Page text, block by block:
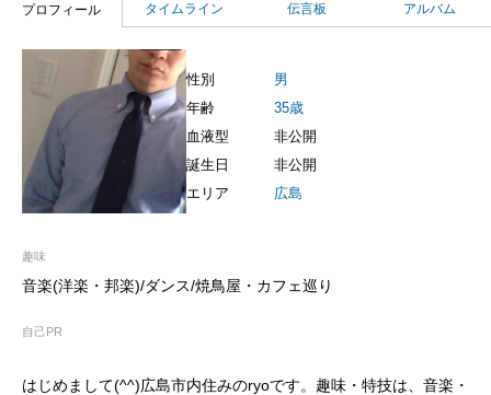
プロフィール タイムライン 伝言板 アルバム
性別
男
年齢
35歳
血液型
非公開
誕生日
非公開
エリア
広島
趣味
音楽(洋楽・邦楽)/ダンス/焼鳥屋・カフェ巡り
自己PR
はじめまして(^^)広島市内住みのryoです。趣味・特技は、音楽・